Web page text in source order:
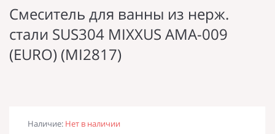
Смеситель для ванны из нерж.
стали SUS304 MIXXUS AMA-009
(EURO) (MI2817)
Наличие: Нет в наличии